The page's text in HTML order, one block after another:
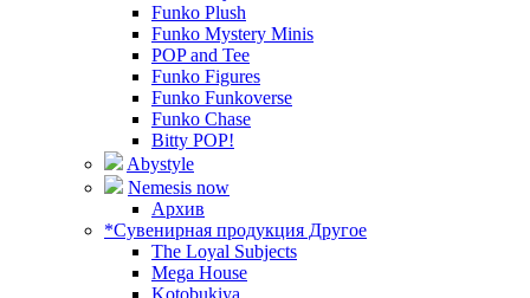
Funko Plush
Funko Mystery Minis
POP and Tee
Funko Figures
Funko Funkoverse
Funko Chase
Bitty POP!
Abystyle
Nemesis now
Архив
*Сувенирная продукция Другое
The Loyal Subjects
Mega House
Kotobukiya